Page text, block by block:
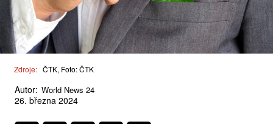
Zdroje: ČTK, Foto: ČTK
Autor: World News 24
26. března 2024